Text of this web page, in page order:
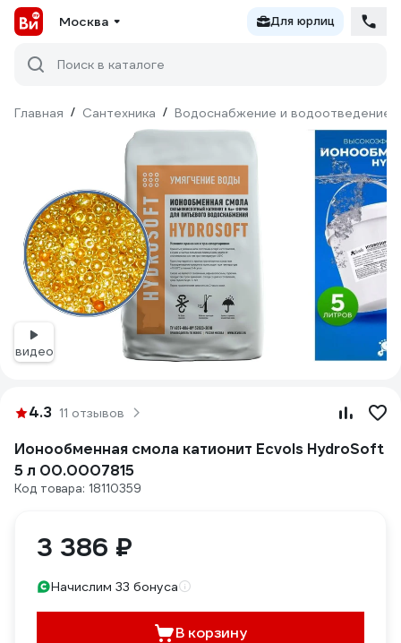
Москва Для юрлиц
Поиск в каталоге
Главная / Сантехника / Водоснабжение и водоотведение
видео
4.3 11 отзывов
Ионообменная смола катионит Ecvols HydroSoft
5 л 00.0007815
Код товара: 18110359
3 386 ₽
Начислим 33 бонуса
В корзину